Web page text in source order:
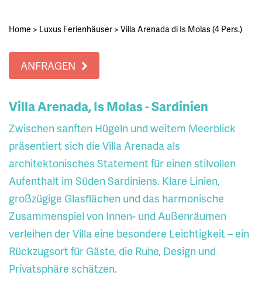
Home > Luxus Ferienhäuser > Villa Arenada di Is Molas (4 Pers.)
ANFRAGEN
Villa Arenada, Is Molas - Sardinien
Zwischen sanften Hügeln und weitem Meerblick
präsentiert sich die Villa Arenada als
architektonisches Statement für einen stilvollen
Aufenthalt im Süden Sardiniens. Klare Linien,
großzügige Glasflächen und das harmonische
Zusammenspiel von Innen- und Außenräumen
verleihen der Villa eine besondere Leichtigkeit – ein
Rückzugsort für Gäste, die Ruhe, Design und
Privatsphäre schätzen.